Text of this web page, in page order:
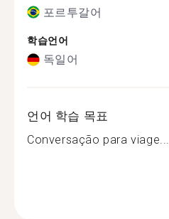
포르투갈어
학습언어
독일어
언어 학습 목표
Conversação para viage...